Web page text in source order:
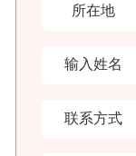
理念，以“博爱、
到充分发展”的
好。山高海阔,万
华经典，落实做
所在地
输入姓名
联系方式